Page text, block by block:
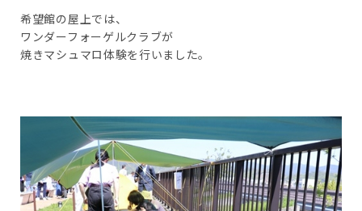
希望館の屋上では、
ワンダーフォーゲルクラブが
焼きマシュマロ体験を行いました。